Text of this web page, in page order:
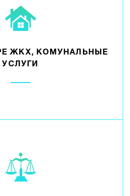
ЖКХ, КОМУНАЛЬНЫЕ
УСЛУГИ